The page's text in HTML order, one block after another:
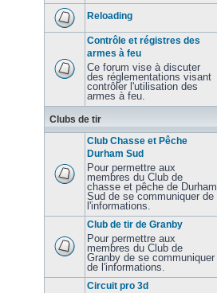
Reloading
Contrôle et régistres des
armes à feu
Ce forum vise à discuter
des réglementations visant
contrôler l'utilisation des
armes à feu.
Clubs de tir
Club Chasse et Pêche
Durham Sud
Pour permettre aux
membres du Club de
chasse et pêche de Durham
Sud de se communiquer de
l'informations.
Club de tir de Granby
Pour permettre aux
membres du Club de
Granby de se communiquer
de l'informations.
Circuit pro 3d